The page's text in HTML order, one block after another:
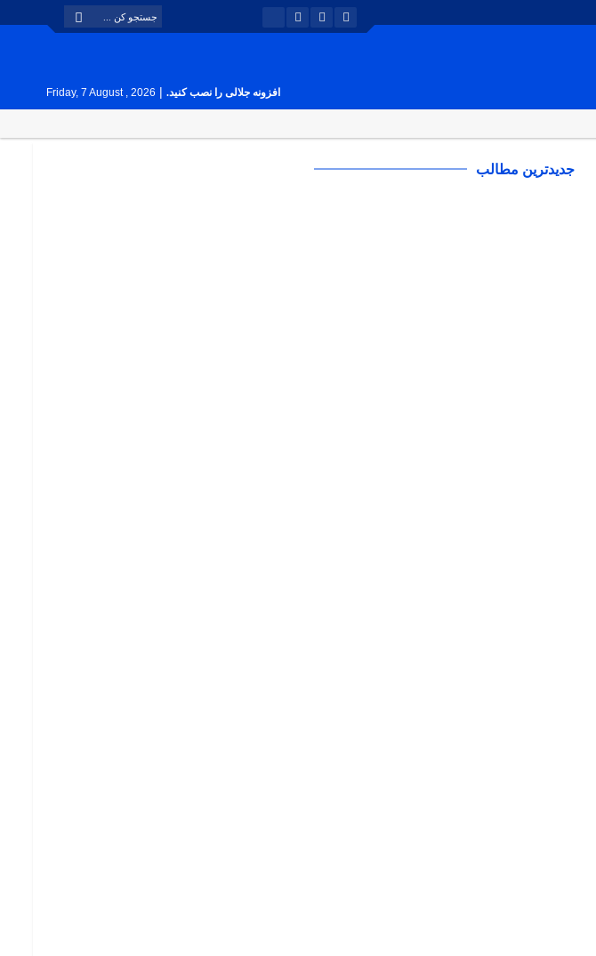
افزونه جلالی را نصب کنید. |
Friday, 7 August , 2026
جدیدترین مطالب